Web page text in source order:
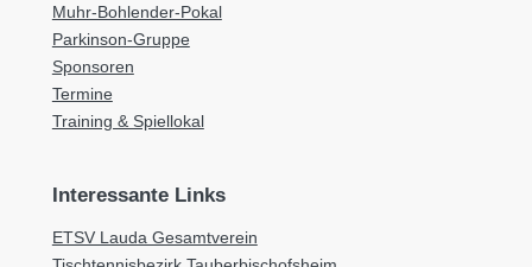
Muhr-Bohlender-Pokal
Parkinson-Gruppe
Sponsoren
Termine
Training & Spiellokal
Interessante Links
ETSV Lauda Gesamtverein